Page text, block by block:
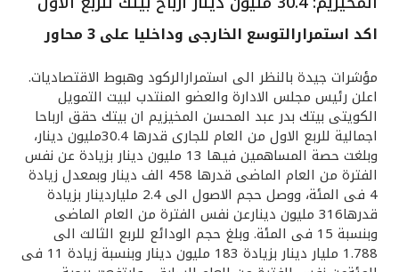
الاستثمار
أدوات وخدمات
خدمات ما بعد البيع
اتصل بنا
اكد استمرارالتوسع الخارجى وداخليا على 3 محاور
مؤشرات جيدة بالنظر الى استمرارالركود وهبوط الاقتصاديات.
اعلن رئيس مجلس الادارة والعضو المنتدب لبيت التمويل
الكويتى بيتك بدر عبد المحسن المخيزيم ان بيتك حقق ارباحا
اجمالية للربع الاول من العام للجارى قدرها 30.4مليون دينار،
وبلغت حصة المساهمين فيها 13 مليون دينار بزيادة عن نفس
الفترة من العام الماضى قدرها 458 الف دينار وبمعدل زيادة
4 فى المئة، ووصل حجم الاصول الى 2.4 ملياردينار بزيادة
قدرها316 مليون دينارعن نفس الفترة من العام الماضى
وبنسبة 15 فى المئة. وبلغ حجم الودائع للربع الثالث الى
1.788 مليار دينار بزيادة 183 مليون دينار وبنسبة زيادة 11 فى